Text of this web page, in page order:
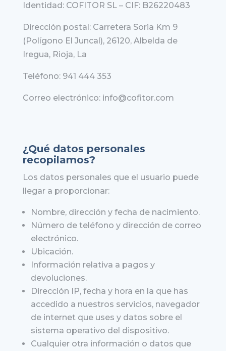
Identidad: COFITOR SL – CIF: B26220483
Dirección postal: Carretera Soria Km 9
(Polígono El Juncal), 26120, Albelda de
Iregua, Rioja, La
Teléfono: 941 444 353
Correo electrónico: info@cofitor.com
¿Qué datos personales
recopilamos?
Los datos personales que el usuario puede
llegar a proporcionar:
Nombre, dirección y fecha de nacimiento.
Número de teléfono y dirección de correo
electrónico.
Ubicación.
Información relativa a pagos y
devoluciones.
Dirección IP, fecha y hora en la que has
accedido a nuestros servicios, navegador
de internet que uses y datos sobre el
sistema operativo del dispositivo.
Cualquier otra información o datos que